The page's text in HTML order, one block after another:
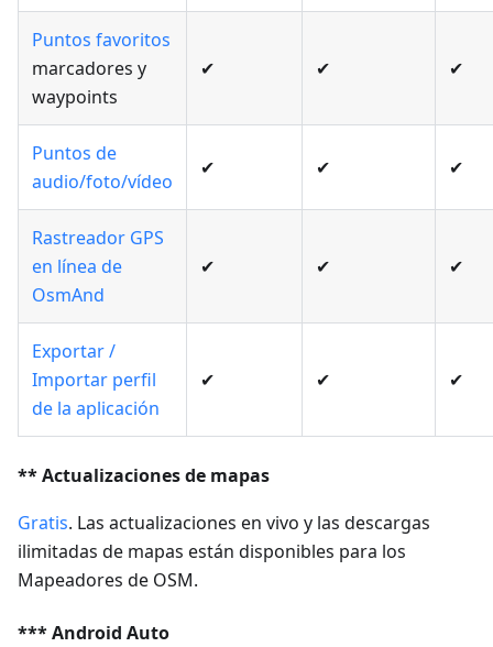
Puntos favoritos
marcadores y
waypoints
✔ ✔ ✔
Puntos de
audio/foto/vídeo
✔ ✔ ✔
Rastreador GPS
en línea de
OsmAnd
✔ ✔ ✔
Exportar /
Importar perfil
de la aplicación
✔ ✔ ✔
** Actualizaciones de mapas
Gratis. Las actualizaciones en vivo y las descargas
ilimitadas de mapas están disponibles para los
Mapeadores de OSM.
*** Android Auto